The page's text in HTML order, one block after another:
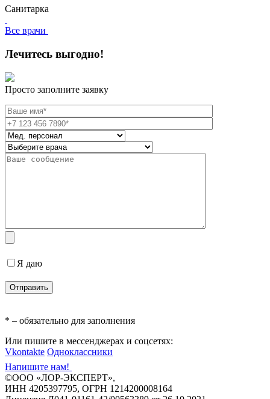
Санитарка
Все врачи
Лечитесь выгодно!
Просто заполните заявку
Я даю
* – обязательно для заполнения
Или пишите в мессенджерах и соцсетях:
Vkontakte Одноклассники
Напишите нам!
©ООО «ЛОР-ЭКСПЕРТ»,
ИНН 4205397795, ОГРН 1214200008164